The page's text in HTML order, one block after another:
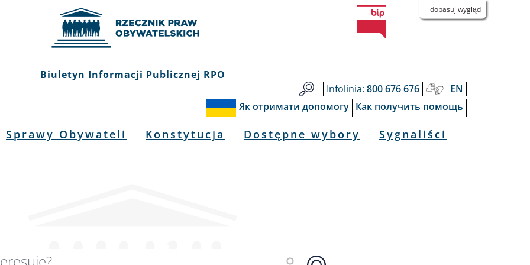
+ dopasuj wygląd
Biuletyn Informacji Publicznej RPO
Infolinia: 800 676 676
EN
Як отримати допомогу Как получить помощь
Sprawy Obywateli Konstytucja Dostępne wybory Sygnaliści